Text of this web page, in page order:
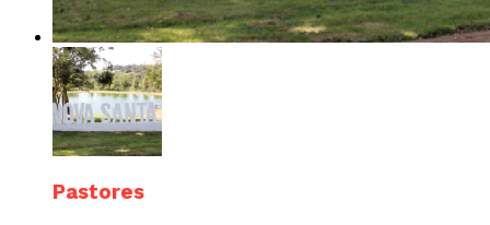
Pastores